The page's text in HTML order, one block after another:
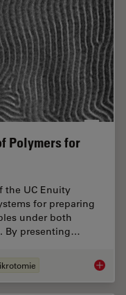
Polymers for
the UC Enuity
for preparing
under both
By presenting…